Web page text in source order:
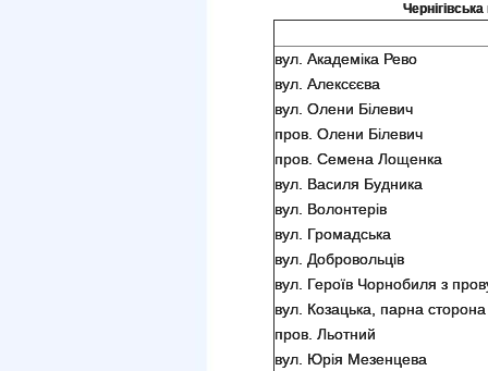
вул. Академіка Рево
вул. Алексєєва
вул. Олени Білевич
пров. Олени Білевич
пров. Семена Лощенка
вул. Василя Будника
вул. Волонтерів
вул. Громадська
вул. Добровольців
вул. Героїв Чорнобиля з
вул. Козацька, парна сторона
пров. Льотний
вул. Юрія Мезенцева